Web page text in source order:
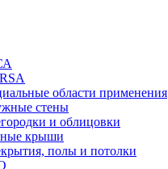
области применения
стены
и облицовки
крыши
полы и потолки